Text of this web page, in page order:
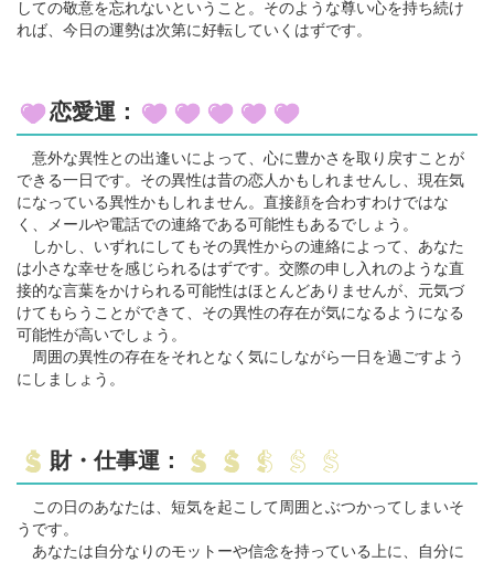
しての敬意を忘れないということ。そのような尊い心を持ち続け
れば、今日の運勢は次第に好転していくはずです。
恋愛運：
意外な異性との出逢いによって、心に豊かさを取り戻すことが
できる一日です。その異性は昔の恋人かもしれませんし、現在気
になっている異性かもしれません。直接顔を合わすわけではな
く、メールや電話での連絡である可能性もあるでしょう。
しかし、いずれにしてもその異性からの連絡によって、あなた
は小さな幸せを感じられるはずです。交際の申し入れのような直
接的な言葉をかけられる可能性はほとんどありませんが、元気づ
けてもらうことができて、その異性の存在が気になるようになる
可能性が高いでしょう。
周囲の異性の存在をそれとなく気にしながら一日を過ごすよう
にしましょう。
財・仕事運：
この日のあなたは、短気を起こして周囲とぶつかってしまいそ
うです。
あなたは自分なりのモットーや信念を持っている上に、自分に